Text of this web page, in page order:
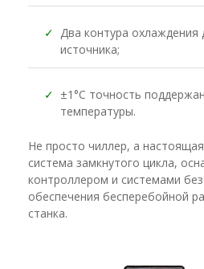
✓ Два контура охлаждения
источника;
✓ ±1°C точность
температуры.
Не просто чиллер, а
система замкнутого цикла,
контроллером и системами
обеспечения бесперебойной
станка.